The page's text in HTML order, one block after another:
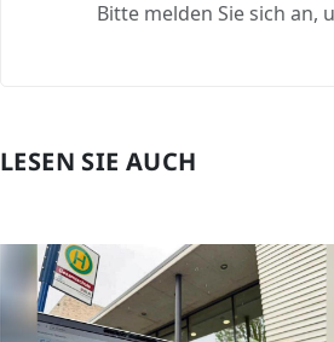
Bitte melden Sie sich an,
LESEN SIE AUCH